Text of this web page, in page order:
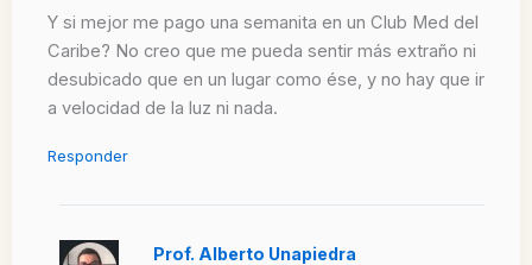
Y si mejor me pago una semanita en un Club Med del
Caribe? No creo que me pueda sentir más extraño ni
desubicado que en un lugar como ése, y no hay que ir
a velocidad de la luz ni nada.
Responder
Prof. Alberto Unapiedra